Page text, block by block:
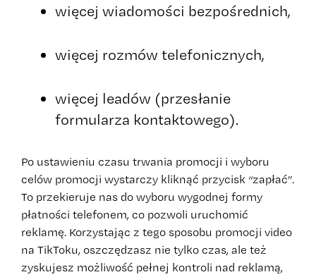
więcej wiadomości bezpośrednich,
więcej rozmów telefonicznych,
więcej leadów (przesłanie
formularza kontaktowego).
Po ustawieniu czasu trwania promocji i wyboru
celów promocji wystarczy kliknąć przycisk “zapłać”.
To przekieruje nas do wyboru wygodnej formy
płatności telefonem, co pozwoli uruchomić
reklamę. Korzystając z tego sposobu promocji video
na TikToku, oszczędzasz nie tylko czas, ale też
zyskujesz możliwość pełnej kontroli nad reklamą,